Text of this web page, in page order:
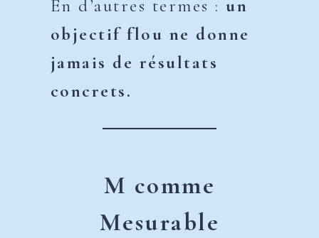
En d’autres termes :un
objectif flou ne donne
jamais de résultats
concrets.
M comme
Mesurable